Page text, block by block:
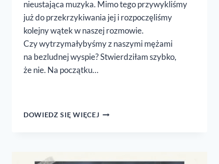
nieustająca muzyka. Mimo tego przywykliśmy
już do przekrzykiwania jej i rozpoczęliśmy
kolejny wątek w naszej rozmowie.
Czy wytrzymałybyśmy z naszymi mężami
na bezludnej wyspie? Stwierdziłam szybko,
że nie. Na początku…
DOWIEDZ SIĘ WIĘCEJ WIRUS,